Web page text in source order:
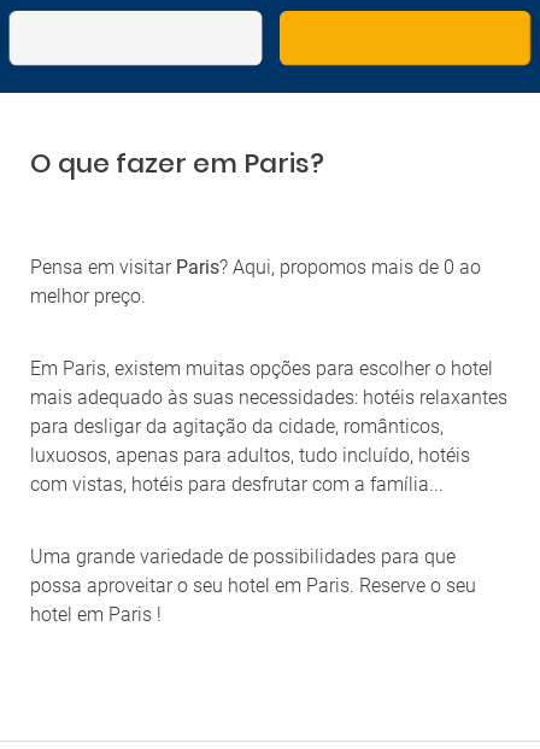
O que fazer em Paris?
Pensa em visitar Paris? Aqui, propomos mais de 0 ao
melhor preço.
Em Paris, existem muitas opções para escolher o hotel
mais adequado às suas necessidades: hotéis relaxantes
para desligar da agitação da cidade, românticos,
luxuosos, apenas para adultos, tudo incluído, hotéis
com vistas, hotéis para desfrutar com a família...
Uma grande variedade de possibilidades para que
possa aproveitar o seu hotel em Paris. Reserve o seu
hotel em Paris !